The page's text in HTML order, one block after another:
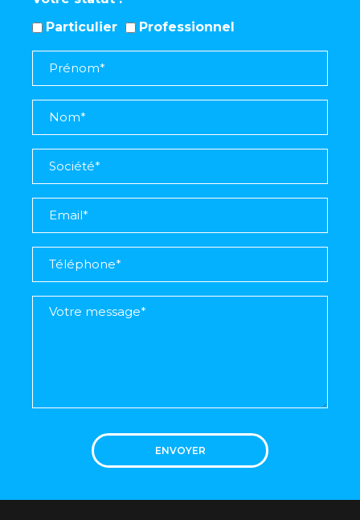
Particulier
Professionnel
ENVOYER